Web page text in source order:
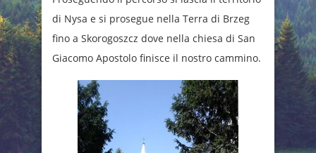
di Nysa e si prosegue nella Terra di Brzeg
fino a Skorogoszcz dove nella chiesa di San
Giacomo Apostolo finisce il nostro cammino.